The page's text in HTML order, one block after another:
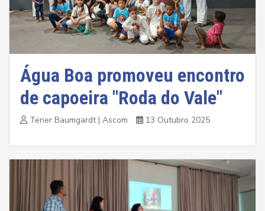
Água Boa promoveu encontro
de capoeira "Roda do Vale"
Tener Baumgardt | Ascom 13 Outubro 2025